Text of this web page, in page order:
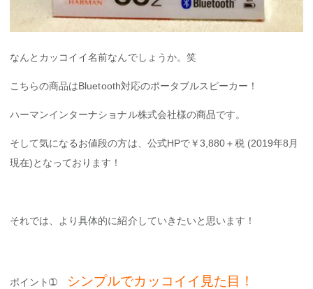
なんとカッコイイ名前なんでしょうか。笑
こちらの商品はBluetooth対応のポータブルスピーカー！
ハーマンインターナショナル株式会社様の商品です。
そして気になるお値段の方は、公式HPで￥3,880＋税 (2019年8月
現在)となっております！
それでは、より具体的に紹介していきたいと思います！
ポイント➀ シンプルでカッコイイ見た目！